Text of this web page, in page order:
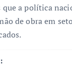
que a política
de obra em